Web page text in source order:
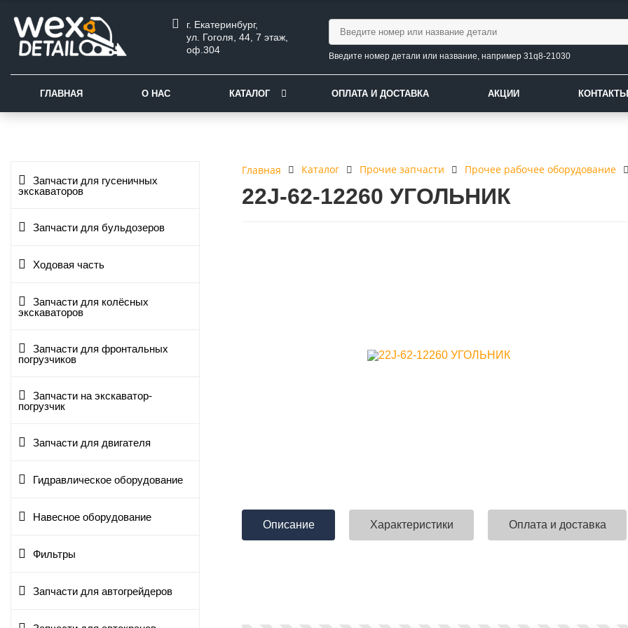
г. Екатеринбург,
ул. Гоголя, 44, 7 этаж,
оф.304
Введите номер детали или название, например 31q8-21030
ГЛАВНАЯ О НАС КАТАЛОГ ОПЛАТА И ДОСТАВКА АКЦИИ КОНТАКТЫ
Запчасти для гусеничных
экскаваторов
Запчасти для бульдозеров
Ходовая часть
Запчасти для колёсных
экскаваторов
Запчасти для фронтальных
погрузчиков
Запчасти на экскаватор-
погрузчик
Запчасти для двигателя
Гидравлическое оборудование
Навесное оборудование
Фильтры
Запчасти для автогрейдеров
Главная Каталог Прочие запчасти Прочее рабочее оборудование
22J-62-12260 УГОЛЬНИК
Описание Характеристики Оплата и доставка